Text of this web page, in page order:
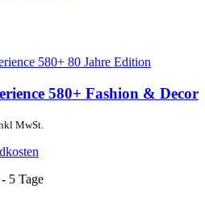
580+ Fashion & Decor
MwSt.
5 Tage